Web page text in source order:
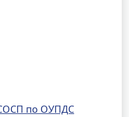
по ОУПДС